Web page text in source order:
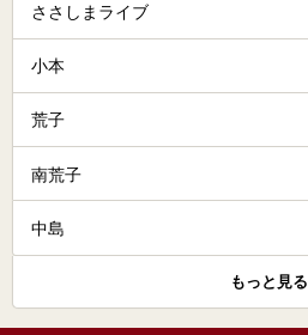
ささしまライブ
小本
荒子
南荒子
中島
もっと見る